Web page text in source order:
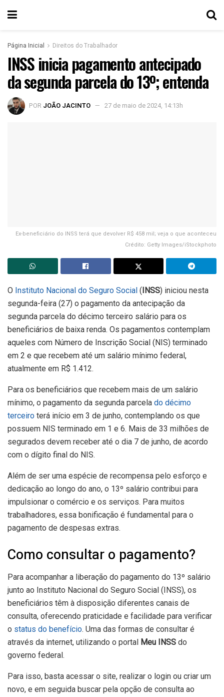
Página Inicial Direitos do Trabalhador
INSS inicia pagamento antecipado
da segunda parcela do 13º; entenda
POR JOÃO JACINTO 27 de maio de 2024, 14:13h
Ex-beneficiário do INSS terá que devolver R$ 458 mil; veja o que aconteceu
Crédito: Getty Images/iStockphoto
O Instituto Nacional do Seguro Social (INSS) iniciou nesta
segunda-feira (27) o pagamento da antecipação da
segunda parcela do décimo terceiro salário para os
beneficiários de baixa renda. Os pagamentos contemplam
aqueles com Número de Inscrição Social (NIS) terminado
em 2 e que recebem até um salário mínimo federal,
atualmente em R$ 1.412.
Para os beneficiários que recebem mais de um salário
mínimo, o pagamento da segunda parcela do décimo
terceiro terá início em 3 de junho, contemplando os que
possuem NIS terminado em 1 e 6. Mais de 33 milhões de
segurados devem receber até o dia 7 de junho, de acordo
com o dígito final do NIS.
Além de ser uma espécie de recompensa pelo esforço e
dedicação ao longo do ano, o 13º salário contribui para
impulsionar o comércio e os serviços. Para muitos
trabalhadores, essa bonificação é fundamental para o
pagamento de despesas extras.
Como consultar o pagamento?
Para acompanhar a liberação do pagamento do 13º salário
junto ao Instituto Nacional do Seguro Social (INSS), os
beneficiários têm à disposição diferentes canais de
consulta, oferecendo praticidade e facilidade para verificar
o status do benefício. Uma das formas de consultar é
através da internet, utilizando o portal Meu INSS do
governo federal.
Para isso, basta acessar o site, realizar o login ou criar um
novo, e em seguida buscar pela opção de consulta ao